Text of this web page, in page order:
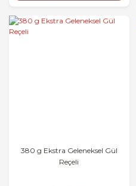
380 g Ekstra Geleneksel Gül
Reçeli